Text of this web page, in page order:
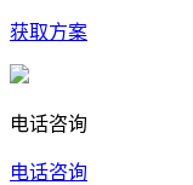
获取方案
电话咨询
电话咨询